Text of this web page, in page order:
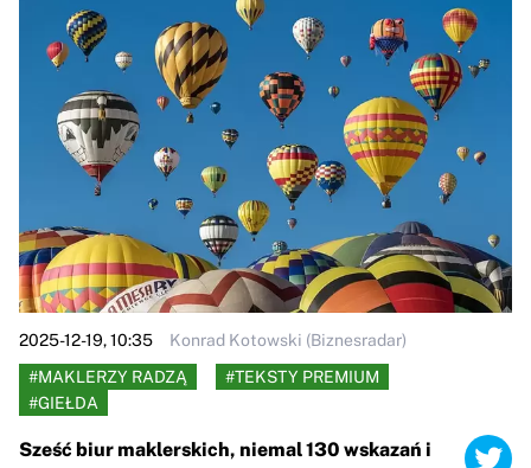
2025-12-19, 10:35
Konrad Kotowski (Biznesradar)
#MAKLERZY RADZĄ
#TEKSTY PREMIUM
#GIEŁDA
Sześć biur maklerskich, niemal 130 wskazań i